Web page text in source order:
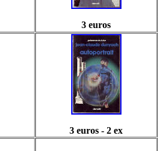
3 euros
3 euros - 2 ex